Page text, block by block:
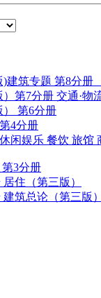
)建筑专题 第8分册
）第7分册 交通·物
） 第6分册
4分册
闲娱乐 餐饮 旅馆
3分册
住（第三版）
筑总论（第三版）